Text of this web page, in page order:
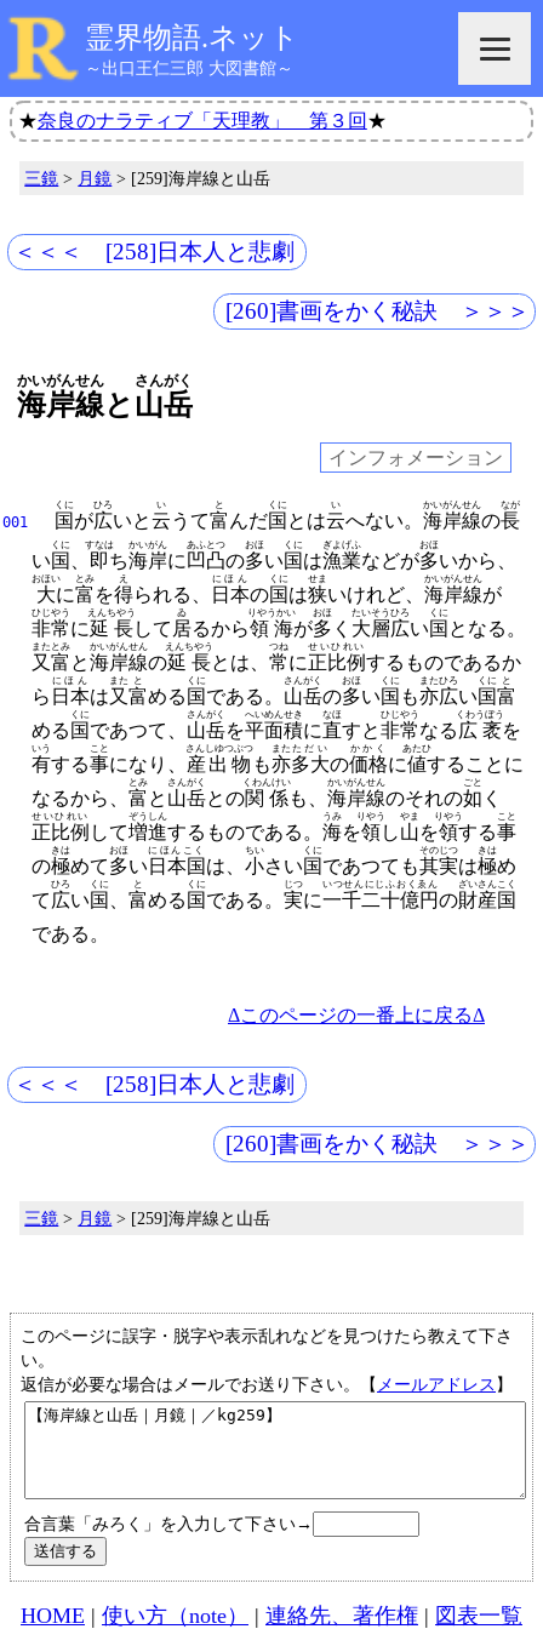
霊界物語.ネット
～出口王仁三郎 大図書館～
★奈良のナラティブ「天理教」 第３回 ★
三鏡 > 月鏡 > [259]海岸線と山岳
＜＜＜ [258]日本人と悲劇
[260]書画をかく秘訣 ＞＞＞
海岸線
かいがんせん
と 山岳
さんがく
インフォメーション
001 国
くに
が広
ひろ
いと云
い
うて富
と
んだ国
くに
とは云
い
へない。海岸線
かいがんせん
の長
なが
い国
くに
即
すなは
ち海岸
かいがん
に 凹凸
あふとつ
の多
おほ
い国
くに
は漁業
ぎよげふ
などが多
おほ
いから、
大
おほい
に富
とみ
を得
え
られる、 日本
にほん
の国
くに
は狭
せま
いけれど、 海岸線
かいがんせん
が
非常
ひじやう
に延長
えんちやう
して 居
ゐ
るから領海
りやうかい
が多
おほ
く 大層
たいそう
広
ひろ
い国
くに
となる。
又
また
富
とみ
と海岸線
かいがんせん
の延長
えんちやう
とは、 常
つね
に正比例
せいひれい
するものであるか
ら 日本
にほん
は又
また
富
と
める 国
くに
である。 山岳
さんがく
の多
おほ
い国
くに
も亦
また
広
ひろ
い国
くに
富
と
める 国
くに
であつて、 山岳
さんがく
を平面積
へいめんせき
に直
なほ
すと非常
ひじやう
なる 広袤
くわうぼう
を
有
いう
する事
こと
になり、 産出物
さんしゆつぶつ
も亦
また
多大
ただい
の価格
かかく
に値
あたひ
することに
なるから、 富
とみ
と 山岳
さんがく
との関係
くわんけい
も、 海岸線
かいがんせん
のそれの如
ごと
く
正比例
せいひれい
して増進
ぞうしん
するものである。 海
うみ
を領
りやう
し山
やま
を領
りやう
する事
こと
の極
きは
めて多
おほ
い 日本国
にほんこく
は、 小
ちい
さい国
くに
であつても其
その
実
じつ
は極
きは
め
て 広
ひろ
い国
くに
富
と
める 国
くに
である。 実
じつ
に一千二十億円
いつせんにじふおくゑん
の財産国
ざいさんこく
である。
Δこのページの一番上に戻るΔ
＜＜＜ [258]日本人と悲劇
[260]書画をかく秘訣 ＞＞＞
三鏡 > 月鏡 > [259]海岸線と山岳
このページに誤字・脱字や表示乱れなどを見つけたら教えて下さ
い。
返信が必要な場合はメールでお送り下さい。【 メールアドレス 】
合言葉「みろく」を入力して下さい→
HOME | 使い方（note） | 連絡先、著作権 | 図表一覧